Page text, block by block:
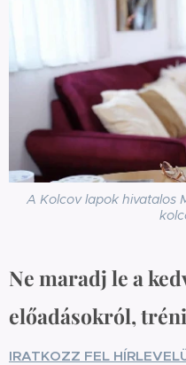
A Kolcov lapok hivatalos
Ne maradj le a
előadásokról,
IRATKOZZ FEL